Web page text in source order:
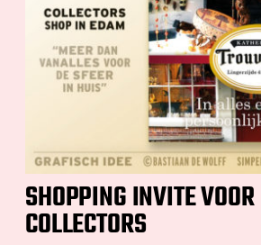
SHOPPING INVITE VOOR
COLLECTORS